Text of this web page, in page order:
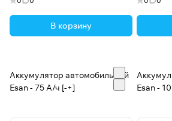
В корзину
Аккумулятор автомобильный
Esan - 75 А/ч [-+]
Esan -